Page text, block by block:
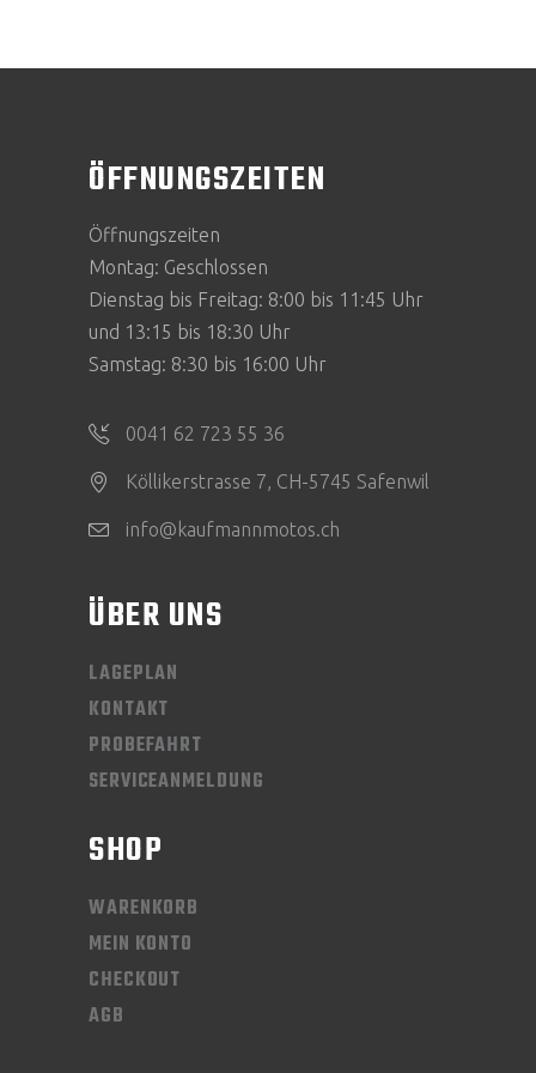
ÖFFNUNGSZEITEN
Öffnungszeiten
Montag: Geschlossen
Dienstag bis Freitag: 8:00 bis 11:45 Uhr
und 13:15 bis 18:30 Uhr
Samstag: 8:30 bis 16:00 Uhr
0041 62 723 55 36
Köllikerstrasse 7, CH-5745 Safenwil
info@kaufmannmotos.ch
ÜBER UNS
LAGEPLAN
KONTAKT
PROBEFAHRT
SERVICEANMELDUNG
SHOP
WARENKORB
MEIN KONTO
CHECKOUT
AGB